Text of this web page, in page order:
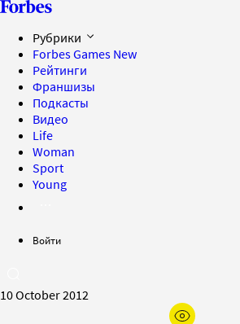
Рубрики
Forbes Games New
Рейтинги
Франшизы
Подкасты
Видео
Life
Woman
Sport
Young
Войти
10 October 2012